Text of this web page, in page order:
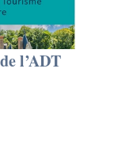
l’ADT